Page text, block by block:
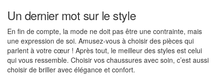
Un dernier mot sur le style
En fin de compte, la mode ne doit pas être une contrainte, mais
une expression de soi. Amusez-vous à choisir des pièces qui
parlent à votre cœur ! Après tout, le meilleur des styles est celui
qui vous ressemble. Choisir vos chaussures avec soin, c’est aussi
choisir de briller avec élégance et confort.